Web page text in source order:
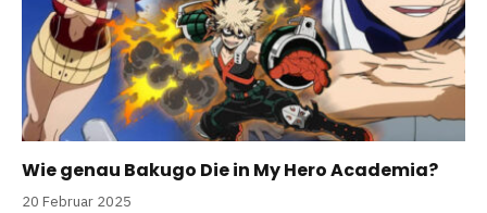
Wie genau Bakugo Die in My Hero Academia?
20 Februar 2025